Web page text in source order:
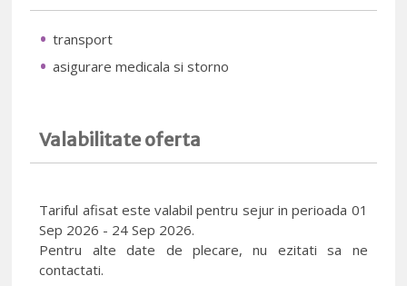
transport
asigurare medicala si storno
Valabilitate oferta
Tariful afisat este valabil pentru sejur in perioada 01
Sep 2026 - 24 Sep 2026.
Pentru alte date de plecare, nu ezitati sa ne
contactati.